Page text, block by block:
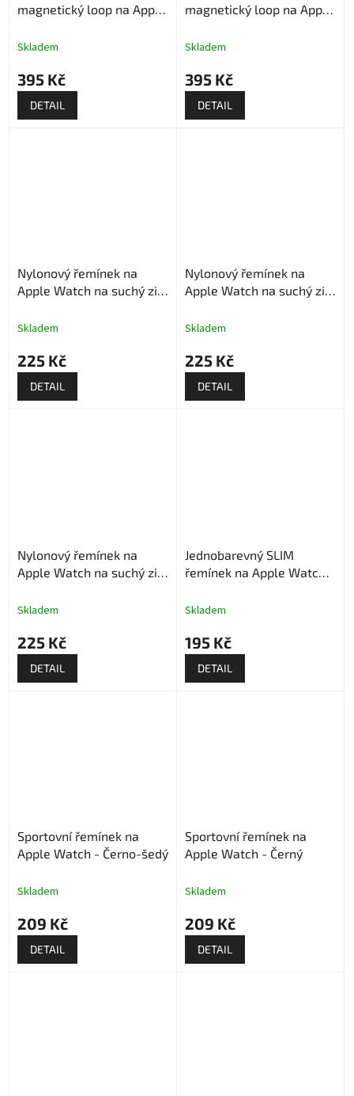
magnetický loop na Apple
Skladem
395 Kč
DETAIL
magnetický loop na Apple
Skladem
395 Kč
DETAIL
Nylonový řemínek na
Apple Watch na suchý zip
Skladem
225 Kč
DETAIL
Nylonový řemínek na
Apple Watch na suchý zip
Skladem
225 Kč
DETAIL
Nylonový řemínek na
Apple Watch na suchý zip
Skladem
225 Kč
DETAIL
Jednobarevný SLIM
řemínek na Apple Watch -
Skladem
195 Kč
DETAIL
Sportovní řemínek na
Apple Watch - Černo-šedý
Skladem
209 Kč
DETAIL
Sportovní řemínek na
Apple Watch - Černý
Skladem
209 Kč
DETAIL